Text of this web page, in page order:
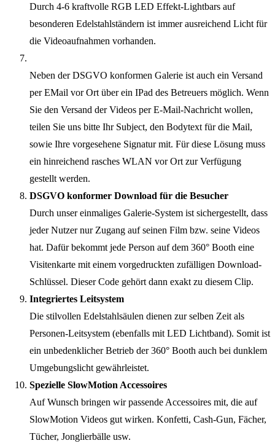
Durch 4-6 kraftvolle RGB LED Effekt-Lightbars auf
besonderen Edelstahlständern ist immer ausreichend Licht für
die Videoaufnahmen vorhanden.
Neben der DSGVO konformen Galerie ist auch ein Versand
per EMail vor Ort über ein IPad des Betreuers möglich. Wenn
Sie den Versand der Videos per E-Mail-Nachricht wollen,
teilen Sie uns bitte Ihr Subject, den Bodytext für die Mail,
sowie Ihre vorgesehene Signatur mit. Für diese Lösung muss
ein hinreichend rasches WLAN vor Ort zur Verfügung
gestellt werden.
DSGVO konformer Download für die Besucher
Durch unser einmaliges Galerie-System ist sichergestellt, dass
jeder Nutzer nur Zugang auf seinen Film bzw. seine Videos
hat. Dafür bekommt jede Person auf dem 360° Booth eine
Visitenkarte mit einem vorgedruckten zufälligen Download-
Schlüssel. Dieser Code gehört dann exakt zu diesem Clip.
Integriertes Leitsystem
Die stilvollen Edelstahlsäulen dienen zur selben Zeit als
Personen-Leitsystem (ebenfalls mit LED Lichtband). Somit ist
ein unbedenklicher Betrieb der 360° Booth auch bei dunklem
Umgebungslicht gewährleistet.
Spezielle SlowMotion Accessoires
Auf Wunsch bringen wir passende Accessoires mit, die auf
SlowMotion Videos gut wirken. Konfetti, Cash-Gun, Fächer,
Tücher, Jonglierbälle usw.